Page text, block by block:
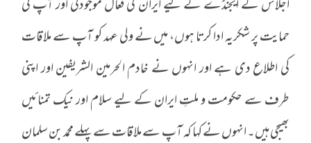
اجلاس کے ایجنڈے کے لیے ایران کی فعال موجودگی اور آپ کی
حمایت پر شکریہ ادا کرتا ہوں، میں نے ولی عہد کو آپ سے ملاقات
کی اطلاع دی ہے اور انہوں نے خادم الحرمین الشریفین اور اپنی
طرف سے حکومت و ملتِ ایران کے لیے سلام اور نیک تمنائیں
بھیجی ہیں۔ انہوں نے کہا کہ آپ سے ملاقات سے پہلے محمد بن سلمان